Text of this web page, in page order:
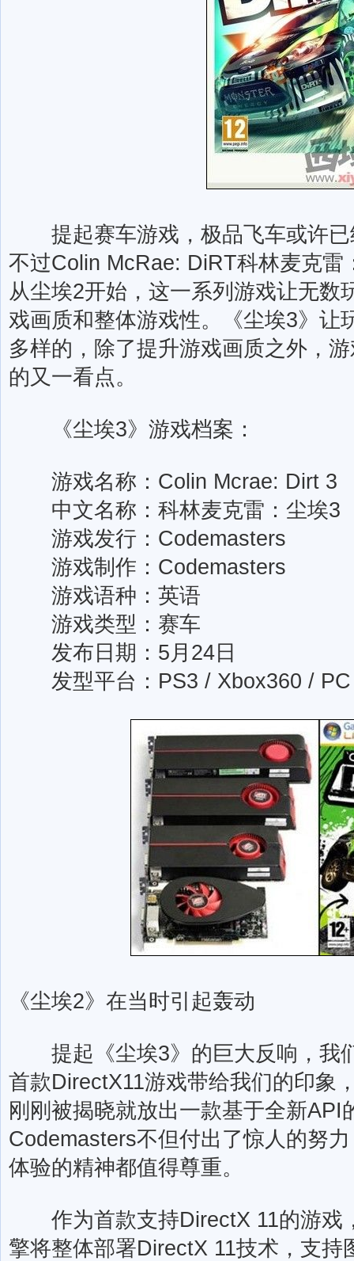
提起赛车游戏，极品飞车或许已
不过Colin McRae: DiRT科林麦克雷
从尘埃2开始，这一系列游戏让无数
戏画质和整体游戏性。《尘埃3》让
多样的，除了提升游戏画质之外，
的又一看点。
《尘埃3》游戏档案：
游戏名称：Colin Mcrae: Dirt 3
中文名称：科林麦克雷：尘
游戏发行：Codemasters
游戏制作：Codemasters
游戏语种：英语
游戏类型：赛车
发布日期：5月24日
发型平台：PS3 / Xbox360 / PC
《尘埃2》在当时引起轰动
提起《尘埃3》的巨大反响，我
首款DirectX11游戏带给我们的印象
刚刚被揭晓就放出一款基于全新API
Codemasters不但付出了惊人的努
体验的精神都值得尊重。
作为首款支持DirectX 11的游戏
擎将整体部署DirectX 11技术，支持